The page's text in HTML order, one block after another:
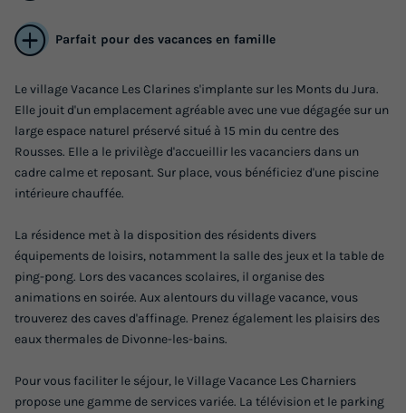
Parfait pour des vacances en famille
Le village Vacance Les Clarines s'implante sur les Monts du Jura.
Elle jouit d'un emplacement agréable avec une vue dégagée sur un
large espace naturel préservé situé à 15 min du centre des
Rousses. Elle a le privilège d'accueillir les vacanciers dans un
cadre calme et reposant. Sur place, vous bénéficiez d'une piscine
intérieure chauffée.
La résidence met à la disposition des résidents divers
équipements de loisirs, notamment la salle des jeux et la table de
ping-pong. Lors des vacances scolaires, il organise des
animations en soirée. Aux alentours du village vacance, vous
trouverez des caves d'affinage. Prenez également les plaisirs des
eaux thermales de Divonne-les-bains.
Pour vous faciliter le séjour, le Village Vacance Les Charniers
propose une gamme de services variée. La télévision et le parking